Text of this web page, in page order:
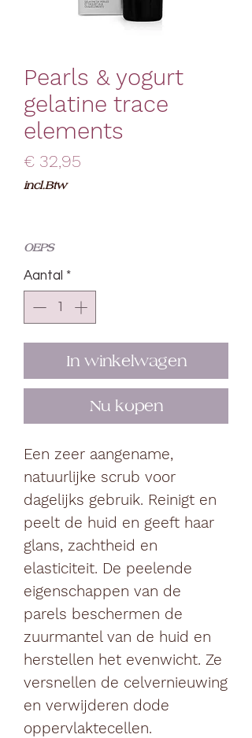
Pearls & yogurt
gelatine trace
elements
€ 32,95
incl.Btw
OEPS
Aantal *
In winkelwagen
Nu kopen
Een zeer aangename,
natuurlijke scrub voor
dagelijks gebruik. Reinigt en
peelt de huid en geeft haar
glans, zachtheid en
elasticiteit. De peelende
eigenschappen van de
parels beschermen de
zuurmantel van de huid en
herstellen het evenwicht. Ze
versnellen de celvernieuwing
en verwijderen dode
oppervlaktecellen.